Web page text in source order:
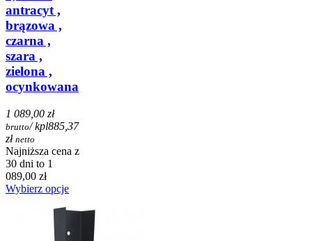
antracyt ,
brązowa ,
czarna ,
szara ,
zielona ,
ocynkowana
1 089,00 zł
brutto/ kpl885,37
zł netto
Najniższa cena z
30 dni to 1
089,00 zł
Wybierz opcje